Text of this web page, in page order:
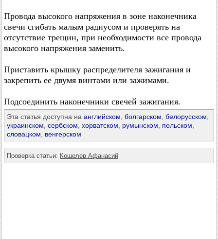
Провода высокого напряжения в зоне наконечника
свечи сгибать малым радиусом и проверять на
отсутствие трещин, при необходимости все провода
высокого напряжения заменить.
Приставить крышку распределителя зажигания и
закрепить ее двумя винтами или зажимами.
Подсоединить наконечники свечей зажигания.
Эта статья доступна на английском болгарском белорусском
украинском сербском хорватском румынском польском
словацком
венгерском
Проверка статьи: Кошелев Афанасий